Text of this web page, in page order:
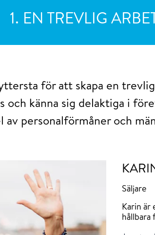
1. EN TREVLIG
för att skapa en
och känna sig delaktiga i
av personalförmåner och
Säljare
Karin är
hållbara